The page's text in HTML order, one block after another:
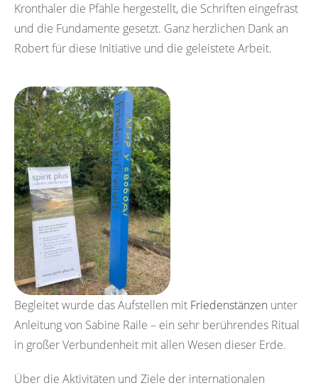
Kronthaler die Pfähle hergestellt, die Schriften eingefräst
und die Fundamente gesetzt. Ganz herzlichen Dank an
Robert für diese Initiative und die geleistete Arbeit.
Begleitet wurde das Aufstellen mit Friedenstänzen unter
Anleitung von Sabine Raile – ein sehr berührendes Ritual
in großer Verbundenheit mit allen Wesen dieser Erde.
Über die Aktivitäten und Ziele der internationalen